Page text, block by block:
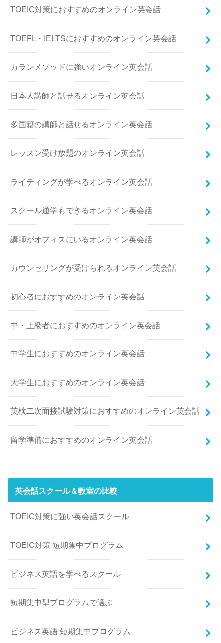
TOEIC対策におすすめのオンライン英会話
TOEFL・IELTSにおすすめのオンライン英会話
カランメソッドに強いオンライン英会話
日本人講師と話せるオンライン英会話
多国籍の講師と話せるオンライン英会話
レッスン受け放題のオンライン英会話
ライティングが学べるオンライン英会話
スクール通学もできるオンライン英会話
講師がオフィスにいるオンライン英会話
カウンセリングが受けられるオンライン英会話
初心者におすすめのオンライン英会話
中・上級者におすすめのオンライン英会話
中学生におすすめのオンライン英会話
大学生におすすめのオンライン英会話
英検二次面接試験対策におすすめのオンライン英会話
留学準備におすすめのオンライン英会話
英会話スクール＆教室の比較
TOEIC対策に強い英会話スクール
TOEIC対策 短期集中プログラム
ビジネス英語を学べるスクール
短期集中型プログラムで選ぶ
ビジネス英語 短期集中プログラム